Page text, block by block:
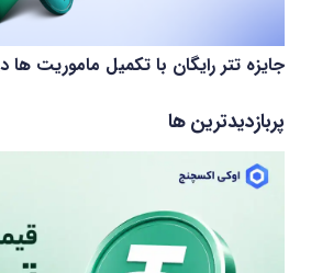
جایزه تتر رایگان با تکمیل ماموریت
پربازدیدترین ها